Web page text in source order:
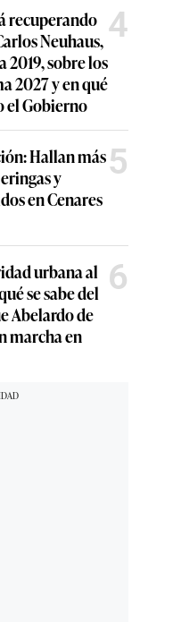
recuperando
Neuhaus,
sobre los
2027 y en qué
el Gobierno
4
Hallan más
y
en Cenares
5
urbana al
se sabe del
Abelardo de
marcha en
6